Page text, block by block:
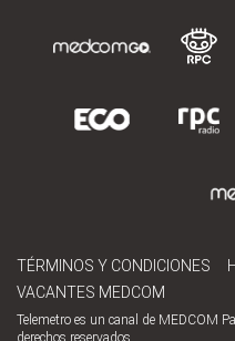
TÉRMINOS Y CONDICIONES
VACANTES MEDCOM
Telemetro es un canal de MEDCOM
derechos reservados.